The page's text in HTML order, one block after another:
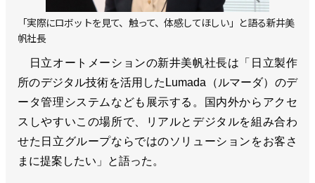
「実際にロボットを見て、触って、体感してほしい」と語る新井美
帆社長
日立オートメーションの新井美帆社長は「日立製作
所のデジタル技術を活用したLumada（ルマーダ）のデ
ータ管理システムなども展示する。国内外からアクセ
スしやすいこの場所で、リアルとデジタルを組み合わ
せた日立グループならではのソリューションをお客さ
まに提案したい」と語った。